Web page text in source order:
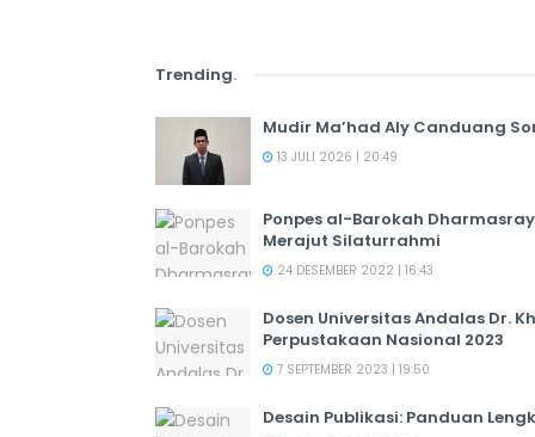
Trending.
Mudir Ma’had Aly Canduang
13 JULI 2026 | 20:49
Ponpes al-Barokah
Merajut Silaturrahmi
24 DESEMBER 2022 | 16:43
Dosen Universitas Andalas Dr.
Perpustakaan Nasional 2023
7 SEPTEMBER 2023 | 19:50
Desain Publikasi: Panduan